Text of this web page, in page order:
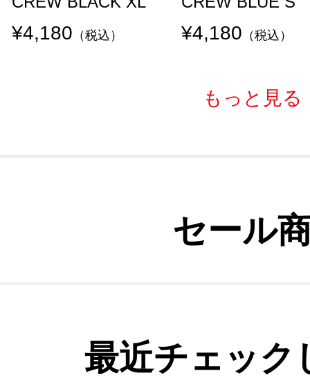
¥4,180 （税込） ¥4,180 （税込）
もっと見る
セール
最近チェック